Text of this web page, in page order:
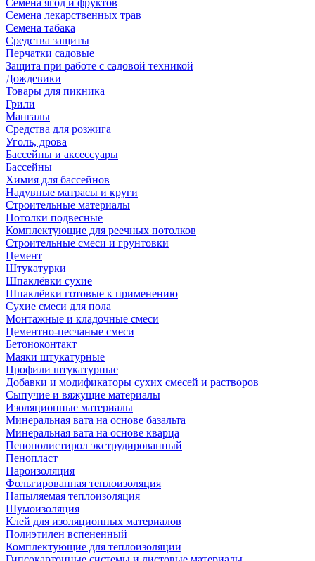
Семена ягод и фруктов
Семена лекарственных трав
Семена табака
Средства защиты
Перчатки садовые
Защита при работе с садовой техникой
Дождевики
Товары для пикника
Грили
Мангалы
Средства для розжига
Уголь, дрова
Бассейны и аксессуары
Бассейны
Химия для бассейнов
Надувные матрасы и круги
Строительные материалы
Потолки подвесные
Комплектующие для реечных потолков
Строительные смеси и грунтовки
Цемент
Штукатурки
Шпаклёвки сухие
Шпаклёвки готовые к применению
Сухие смеси для пола
Монтажные и кладочные смеси
Цементно-песчаные смеси
Бетоноконтакт
Маяки штукатурные
Профили штукатурные
Добавки и модификаторы сухих смесей и растворов
Сыпучие и вяжущие материалы
Изоляционные материалы
Минеральная вата на основе базальта
Минеральная вата на основе кварца
Пенополистирол экструдированный
Пенопласт
Пароизоляция
Фольгированная теплоизоляция
Напыляемая теплоизоляция
Шумоизоляция
Клей для изоляционных материалов
Полиэтилен вспененный
Комплектующие для теплоизоляции